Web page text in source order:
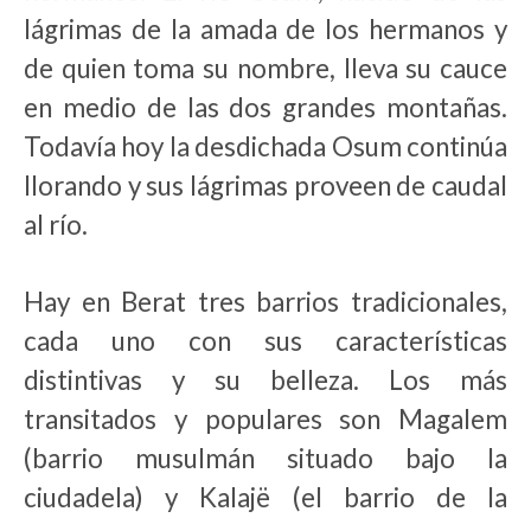
lágrimas de la amada de los hermanos y
de quien toma su nombre, lleva su cauce
en medio de las dos grandes montañas.
Todavía hoy la desdichada Osum continúa
llorando y sus lágrimas proveen de caudal
al río.
Hay en Berat tres barrios tradicionales,
cada uno con sus características
distintivas y su belleza. Los más
transitados y populares son Magalem
(barrio musulmán situado bajo la
ciudadela) y Kalajë (el barrio de la